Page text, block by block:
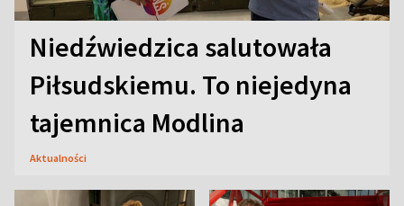
Niedźwiedzica salutowała
Piłsudskiemu. To niejedyna
tajemnica Modlina
Aktualności